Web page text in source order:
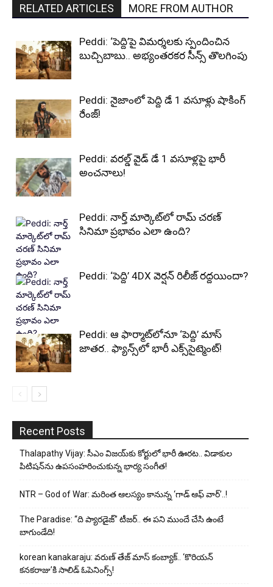
RELATED ARTICLES MORE FROM AUTHOR
Peddi: ‘పెద్ది’పై విమర్శలకు స్పందించిన
బుచ్చిబాబు.. అభ్యంతరకర సీన్స్ తొలగింపు
Peddi: నైజాంలో పెద్ది డే 1 వసూళ్లు షాకింగ్
రేంజ్!
Peddi: వరల్డ్ వైడ్ డే 1 వసూళ్లపై భారీ
అంచనాలు!
Peddi: నార్త్ మార్కెట్‌లో రామ్ చరణ్
సినిమా ప్రభావం ఎలా ఉంది?
Peddi: ‘పెద్ది’ 4DX వెర్షన్ రిలీజ్ రద్దయిందా?
Peddi: ఆ ఫార్మాట్‌లోనూ ‘పెద్ది’ మాస్
జాతర.. ఫ్యాన్స్‌లో భారీ ఎక్స్‌సైట్మెంట్!
Recent Posts
Thalapathy Vijay: సీఎం విజయ్‌కు కోర్టులో భారీ ఊరట.. విడాకుల
పిటిషన్‌ను ఉపసంహరించుకున్న భార్య సంగీత!
NTR – God of War: మరింత ఆలస్యం కానున్న ‘గాడ్ ఆఫ్ వార్’..!
The Paradise: “ది ప్యారడైజ్” టీజర్.. ఈ పని ముందే చేసి ఉంటే
బాగుండేది!
korean kanakaraju: వరుణ్ తేజ్ మాస్ కంబ్యాక్.. ‘కొరియన్
కనకరాజు’కి సాలిడ్ ఓపెనింగ్స్!